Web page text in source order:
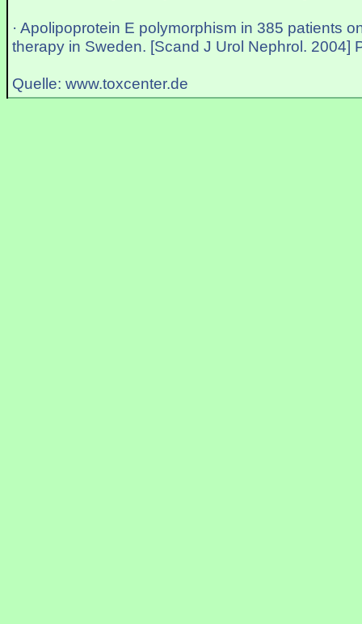
· Apolipoprotein E polymorphism in 385 patients
therapy in Sweden. [Scand J Urol Nephrol. 2004]
Quelle: www.toxcenter.de